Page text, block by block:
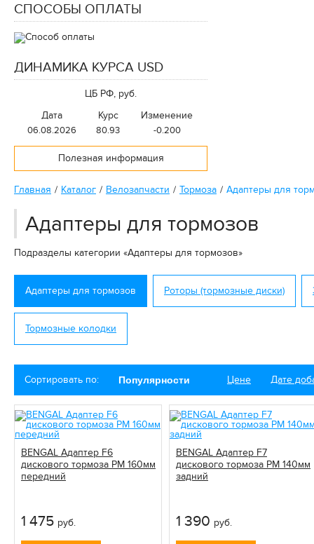
Роликовые коньки
Аксессуары для скейтбордов
Зимние спортивные товары
Спортивные тренажеры
СПОСОБЫ ОПЛАТЫ
ДИНАМИКА КУРСА USD
ЦБ РФ, руб.
Дата
Курс Изменение
06.08.2026 80.93 -0.200
Полезная информация
Главная Каталог Велозапчасти Тормоза Адаптеры для
Адаптеры для тормозов
Подразделы категории «Адаптеры для тормозов»
Адаптеры для тормозов Роторы (тормозные диски)
Тормозные колодки
Сортировать по: Популярности Цене Дате
BENGAL Адаптер F6
дискового тормоза PM 160мм
передний
1 475 руб.
BENGAL Адаптер F7
дискового тормоза PM 140мм
задний
1 390 руб.